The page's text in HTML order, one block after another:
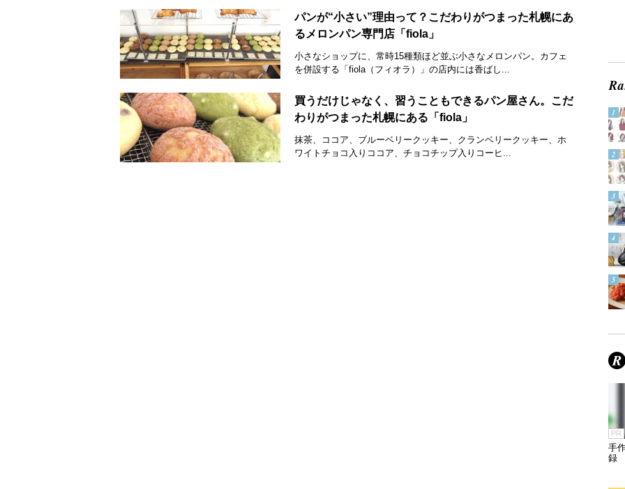
パンが“小さい”理由って？こだわりがつまった札幌にあ
るメロンパン専門店「fiola」
小さなショップに、常時15種類ほど並ぶ小さなメロンパン。カフェ
を併設する「fiola（フィオラ）」の店内には香ばし...
買うだけじゃなく、習うこともできるパン屋さん。こだ
わりがつまった札幌にある「fiola」
抹茶、ココア、ブルーベリークッキー、クランベリークッキー、ホ
ワイトチョコ入りココア、チョコチップ入りコーヒ...
PR
手
録